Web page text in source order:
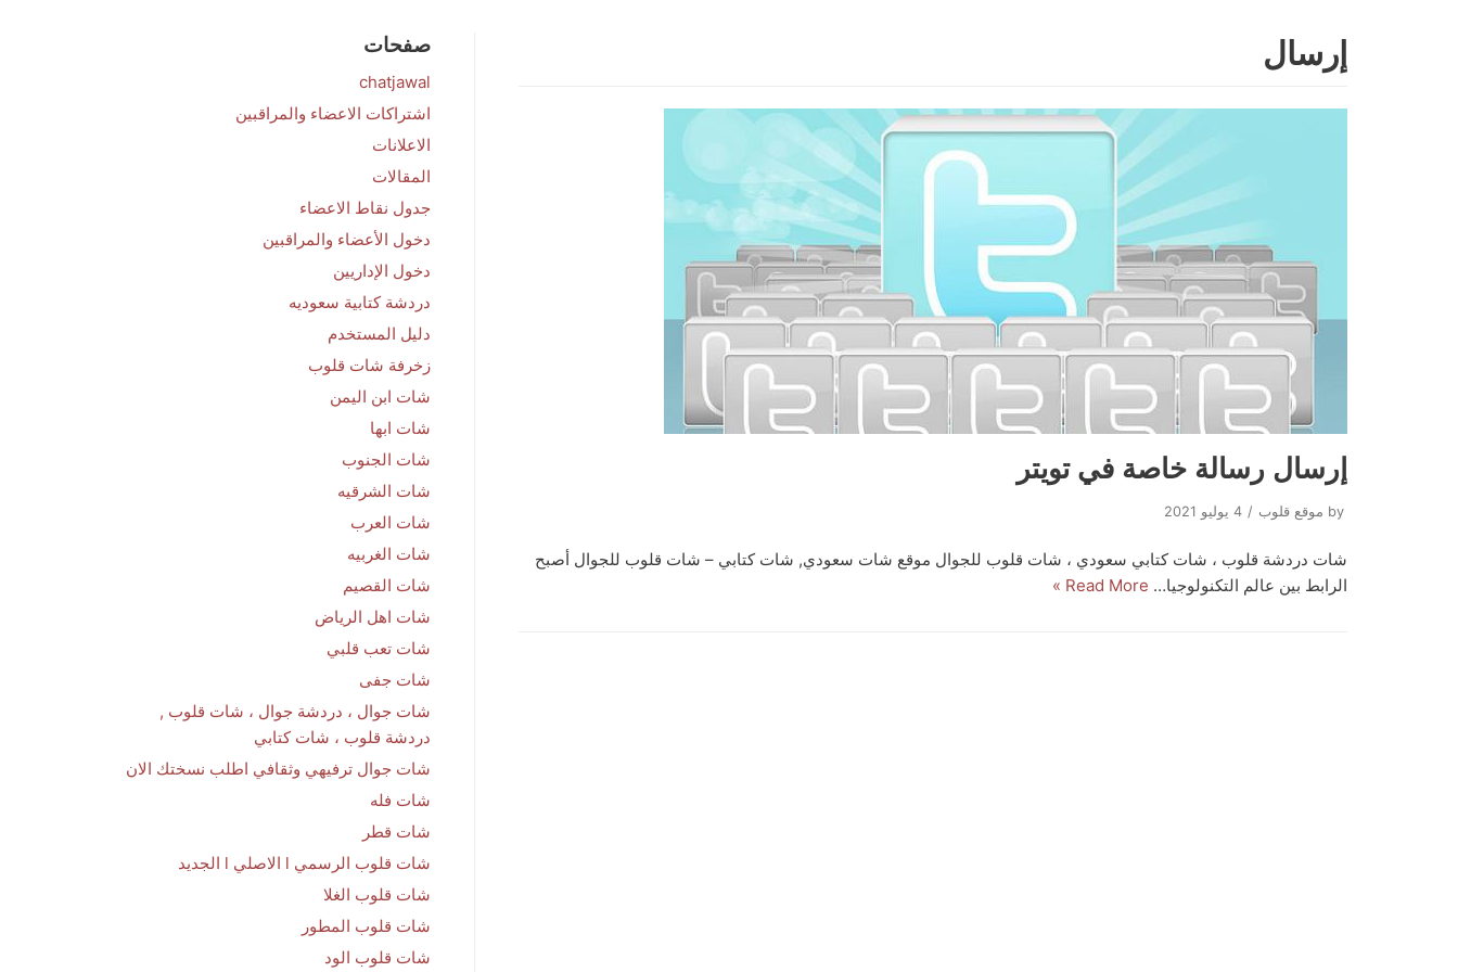
إرسال
إرسال رسالة خاصة في تويتر
by موقع قلوب 4 يوليو 2021
شات دردشة قلوب ، شات كتابي سعودي ، شات قلوب للجوال موقع شات سعودي, شات كتابي – شات قلوب للجوال أصبح
الرابط بين عالم التكنولوجيا… Read More »
صفحات
chatjawal
اشتراكات الاعضاء والمراقبين
الاعلانات
المقالات
جدول نقاط الاعضاء
دخول الأعضاء والمراقبين
دخول الإداريين
دردشة كتابية سعوديه
دليل المستخدم
زخرفة شات قلوب
شات ابن اليمن
شات ابها
شات الجنوب
شات الشرقيه
شات العرب
شات الغربيه
شات القصيم
شات اهل الرياض
شات تعب قلبي
شات جفى
شات جوال ، دردشة جوال ، شات قلوب ,
دردشة قلوب ، شات كتابي
شات جوال ترفيهي وثقافي اطلب نسختك الان
شات فله
شات قطر
شات قلوب الرسمي l الاصلي l الجديد
شات قلوب الغلا
شات قلوب المطور
شات قلوب الود